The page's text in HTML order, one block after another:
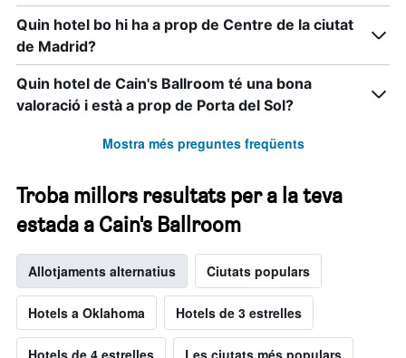
Quin hotel bo hi ha a prop de Centre de la ciutat
de Madrid?
Quin hotel de Cain's Ballroom té una bona
valoració i està a prop de Porta del Sol?
Mostra més preguntes freqüents
Troba millors resultats per a la teva
estada a Cain's Ballroom
Allotjaments alternatius Ciutats populars
Hotels a Oklahoma Hotels de 3 estrelles